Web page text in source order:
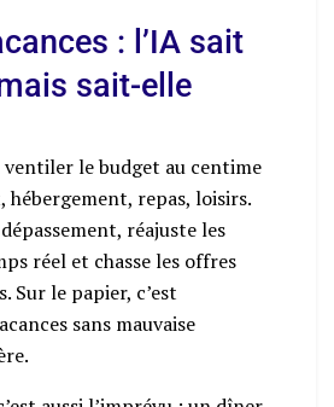
: l’IA sait
sait-elle
le budget au centime
repas, loisirs.
réajuste les
réel et chasse les offres
Sur le papier, c’est
sans mauvaise